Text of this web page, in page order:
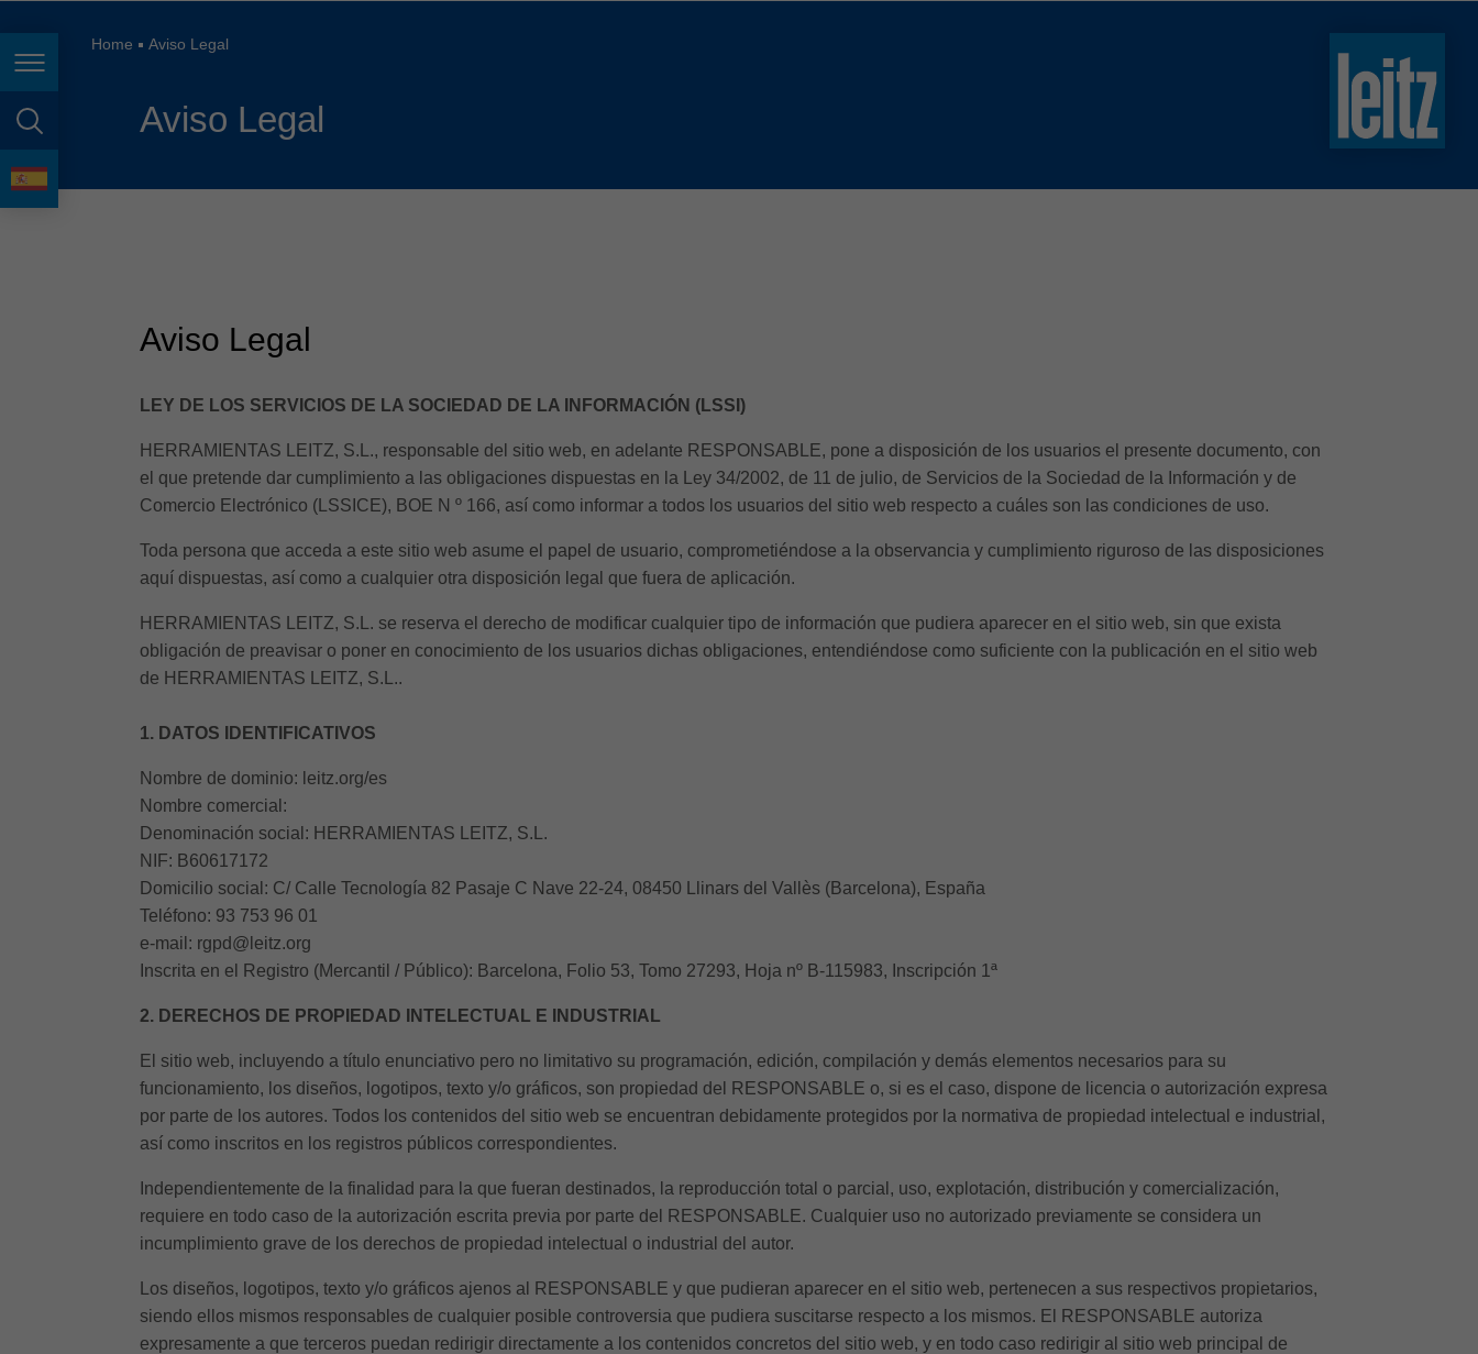
page search
language
Italia
México español
Home Aviso Legal
Aviso Legal
Aviso Legal
LEY DE LOS SERVICIOS DE LA SOCIEDAD DE LA INFORMACIÓN (LSSI)
HERRAMIENTAS LEITZ, S.L., responsable del sitio web, en adelante RESPONSABLE, pone a disposición de los usuarios el presente documento, con
el que pretende dar cumplimiento a las obligaciones dispuestas en la Ley 34/2002, de 11 de julio, de Servicios de la Sociedad de la Información y de
Comercio Electrónico (LSSICE), BOE N º 166, así como informar a todos los usuarios del sitio web respecto a cuáles son las condiciones de uso.
Toda persona que acceda a este sitio web asume el papel de usuario, comprometiéndose a la observancia y cumplimiento riguroso de las disposiciones
aquí dispuestas, así como a cualquier otra disposición legal que fuera de aplicación.
HERRAMIENTAS LEITZ, S.L. se reserva el derecho de modificar cualquier tipo de información que pudiera aparecer en el sitio web, sin que exista
obligación de preavisar o poner en conocimiento de los usuarios dichas obligaciones, entendiéndose como suficiente con la publicación en el sitio web
de HERRAMIENTAS LEITZ, S.L..
1. DATOS IDENTIFICATIVOS
Nombre de dominio: leitz.org/es
Nombre comercial:
Denominación social: HERRAMIENTAS LEITZ, S.L.
NIF: B60617172
Domicilio social: C/ Calle Tecnología 82 Pasaje C Nave 22-24, 08450 Llinars del Vallès (Barcelona), España
Teléfono: 93 753 96 01
e-mail: rgpd@leitz.org
Inscrita en el Registro (Mercantil / Público): Barcelona, Folio 53, Tomo 27293, Hoja nº B-115983, Inscripción 1ª
2. DERECHOS DE PROPIEDAD INTELECTUAL E INDUSTRIAL
El sitio web, incluyendo a título enunciativo pero no limitativo su programación, edición, compilación y demás elementos necesarios para su
funcionamiento, los diseños, logotipos, texto y/o gráficos, son propiedad del RESPONSABLE o, si es el caso, dispone de licencia o autorización expresa
por parte de los autores. Todos los contenidos del sitio web se encuentran debidamente protegidos por la normativa de propiedad intelectual e industrial,
así como inscritos en los registros públicos correspondientes.
Independientemente de la finalidad para la que fueran destinados, la reproducción total o parcial, uso, explotación, distribución y comercialización,
requiere en todo caso de la autorización escrita previa por parte del RESPONSABLE. Cualquier uso no autorizado previamente se considera un
incumplimiento grave de los derechos de propiedad intelectual o industrial del autor.
Los diseños, logotipos, texto y/o gráficos ajenos al RESPONSABLE y que pudieran aparecer en el sitio web, pertenecen a sus respectivos propietarios,
siendo ellos mismos responsables de cualquier posible controversia que pudiera suscitarse respecto a los mismos. El RESPONSABLE autoriza
expresamente a que terceros puedan redirigir directamente a los contenidos concretos del sitio web, y en todo caso redirigir al sitio web principal de